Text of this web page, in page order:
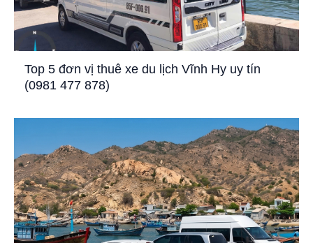
Top 5 đơn vị thuê xe du lịch Vĩnh Hy uy tín
(0981 477 878)